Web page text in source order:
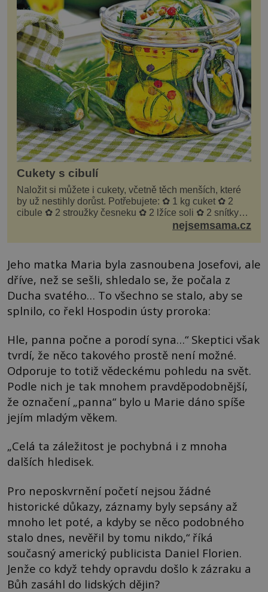
Cukety s cibulí
Naložit si můžete i cukety, včetně těch menších, které
by už nestihly dorůst. Potřebujete: ✿ 1 kg cuket ✿ 2
cibule ✿ 2 stroužky česneku ✿ 2 lžíce soli ✿ 2 snítky
kopru ✿ hrst petrželky Nálev: ✿ 400 m...nejsemsama.cz
Jeho matka Maria byla zasnoubena Josefovi, ale
dříve, než se sešli, shledalo se, že počala z
Ducha svatého… To všechno se stalo, aby se
splnilo, co řekl Hospodin ústy proroka:
Hle, panna počne a porodí syna…“ Skeptici však
tvrdí, že něco takového prostě není možné.
Odporuje to totiž vědeckému pohledu na svět.
Podle nich je tak mnohem pravděpodobnější,
že označení „panna“ bylo u Marie dáno spíše
jejím mladým věkem.
„Celá ta záležitost je pochybná i z mnoha
dalších hledisek.
Pro neposkvrnění početí nejsou žádné
historické důkazy, záznamy byly sepsány až
mnoho let poté, a kdyby se něco podobného
stalo dnes, nevěřil by tomu nikdo,“ říká
současný americký publicista Daniel Florien.
Jenže co když tehdy opravdu došlo k zázraku a
Bůh zasáhl do lidských dějin?